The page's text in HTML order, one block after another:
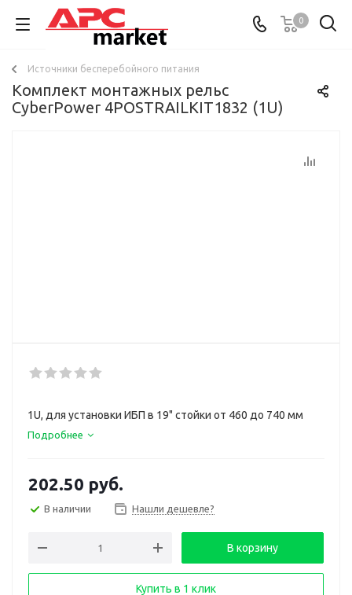
0
Источники бесперебойного питания
Комплект монтажных рельс
CyberPower 4POSTRAILKIT1832 (1U)
1U, для установки ИБП в 19" стойки от 460 до 740 мм
Подробнее
202.50 руб.
В наличии Нашли дешевле?
В корзину
Купить в 1 клик